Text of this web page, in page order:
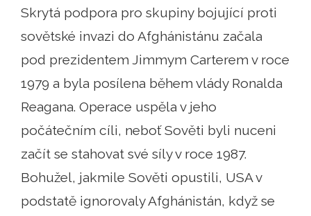
Skrytá podpora pro skupiny bojující proti
sovětské invazi do Afghánistánu začala
pod prezidentem Jimmym Carterem v roce
1979 a byla posílena během vlády Ronalda
Reagana. Operace uspěla v jeho
počátečním cíli, neboť Sověti byli nuceni
začít se stahovat své síly v roce 1987.
Bohužel, jakmile Sověti opustili, USA v
podstatě ignorovaly Afghánistán, když se